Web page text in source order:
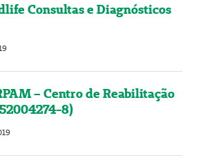
Consultas e Diagnósticos
– Centro de Reabilitação
8)